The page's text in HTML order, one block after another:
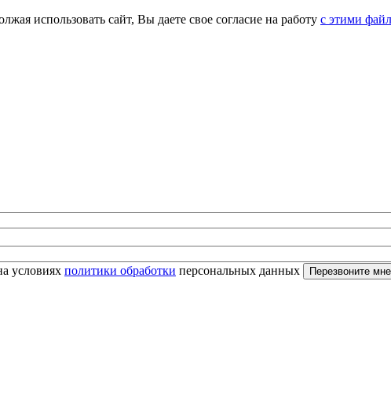
использовать сайт, Вы даете свое согласие на работу с этими
условиях политики обработки персональных данных